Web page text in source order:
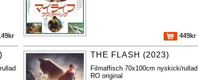
449kr
THE FLASH (2023)
Filmaffisch 70x100cm nyskick/rullad
RO original